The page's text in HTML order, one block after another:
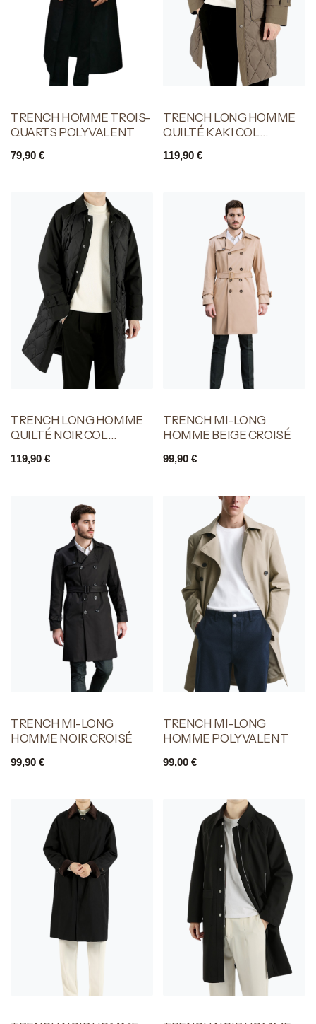
TRENCH HOMME TROIS-
QUARTS POLYVALENT
79,90 €
TRENCH LONG HOMME
QUILTÉ KAKI COL
119,90 €
TRENCH LONG HOMME
QUILTÉ NOIR COL
119,90 €
TRENCH MI-LONG
HOMME BEIGE CROISÉ
99,90 €
TRENCH MI-LONG
HOMME NOIR CROISÉ
99,90 €
TRENCH MI-LONG
HOMME POLYVALENT
99,00 €